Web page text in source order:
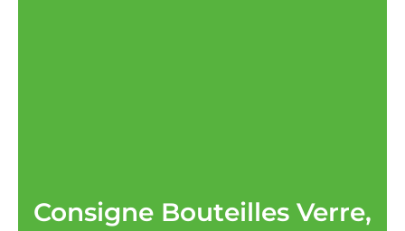
Consigne Bouteilles Verre,